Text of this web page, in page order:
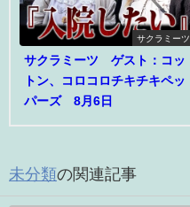
サクラミーツ
サクラミーツ ゲスト：コッ
トン、コロコロチキチキペッ
パーズ 8月6日
未分類の関連記事